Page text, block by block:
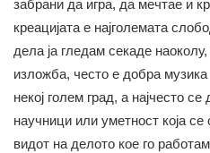
забрани да игра, да мечтае и
креацијата е најголемата
дела ја гледам секаде
изложба, често е добра
некој голем град, а најчесто
научници или уметност која
видот на делото кое го